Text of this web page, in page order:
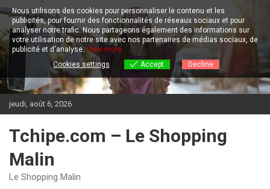
Aller
au
contenu
jeudi, août 6, 2026
Tchipe.com – Le Shopping
Malin
Le Shopping Malin
Nous utilisons des cookies pour personnaliser le contenu et les
publicités, pour fournir des fonctionnalités de réseaux sociaux et pour
analyser notre trafic.Nous partageons également des informations sur
votre utilisation de notre site avec nos partenaires de médias sociaux, de
publicité et d'analyse. View more
Cookies settings
Accept Decline